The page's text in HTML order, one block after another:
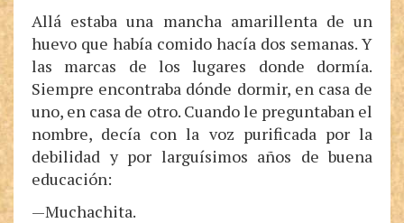
Allá estaba una mancha amarillenta de un
huevo que había comido hacía dos semanas. Y
las marcas de los lugares donde dormía.
Siempre encontraba dónde dormir, en casa de
uno, en casa de otro. Cuando le preguntaban el
nombre, decía con la voz purificada por la
debilidad y por larguísimos años de buena
educación:
—Muchachita.